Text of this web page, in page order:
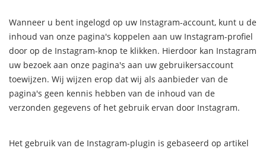
Wanneer u bent ingelogd op uw Instagram-account, kunt u de
inhoud van onze pagina's koppelen aan uw Instagram-profiel
door op de Instagram-knop te klikken. Hierdoor kan Instagram
uw bezoek aan onze pagina's aan uw gebruikersaccount
toewijzen. Wij wijzen erop dat wij als aanbieder van de
pagina's geen kennis hebben van de inhoud van de
verzonden gegevens of het gebruik ervan door Instagram.
Het gebruik van de Instagram-plugin is gebaseerd op artikel